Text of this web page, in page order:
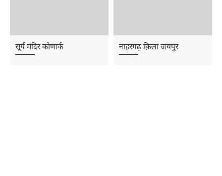
सूर्य मंदिर कोणार्क नाहरगढ़ क़िला जयपुर